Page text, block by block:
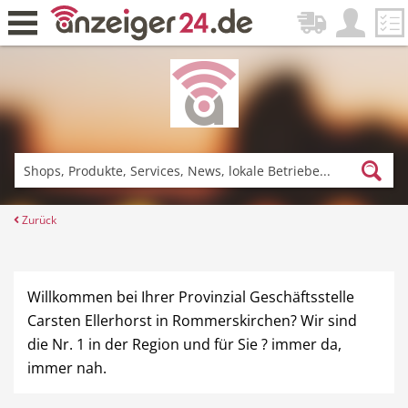
Zurück
Fitness & Sport Einkaufen
Zurück
Willkommen bei Ihrer Provinzial Geschäftsstelle
Carsten Ellerhorst in Rommerskirchen? Wir sind
die Nr. 1 in der Region und für Sie ? immer da,
immer nah.